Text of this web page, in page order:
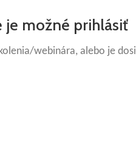
je možné prihlásiť
webinára, alebo je